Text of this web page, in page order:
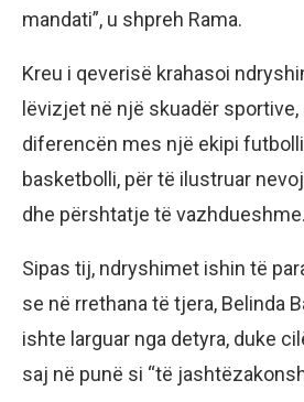
mandati”, u shpreh Rama.
Kreu i qeverisë krahasoi
lëvizjet në një skuadër
diferencën mes një ekipi
basketbolli, për të ilustruar
dhe përshtatje të vazhdueshme.
Sipas tij, ndryshimet ishin të
se në rrethana të tjera, Belinda
ishte larguar nga detyra, duke
saj në punë si “të